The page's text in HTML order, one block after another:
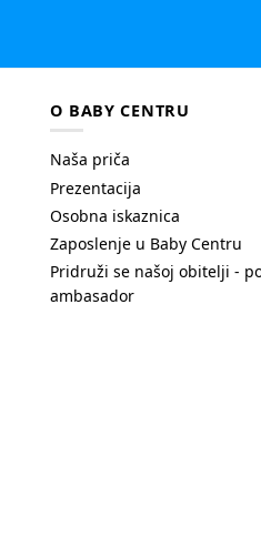
O BABY CENTRU
Naša priča
Prezentacija
Osobna iskaznica
Zaposlenje u Baby Centru
Pridruži se našoj obitelji -
ambasador